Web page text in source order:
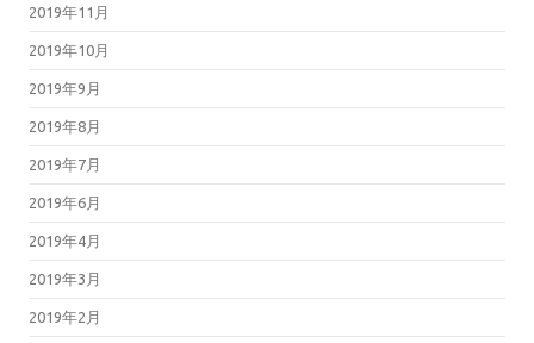
2019年11月
2019年10月
2019年9月
2019年8月
2019年7月
2019年6月
2019年4月
2019年3月
2019年2月